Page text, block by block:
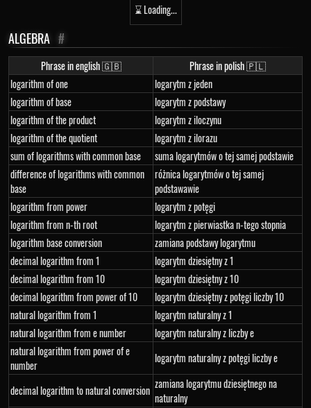
⌛ Loading...
ALGEBRA #
Phrase in english 🇬🇧
Phrase in polish 🇵🇱
logarithm of one
logarytm z jeden
logarithm of base
logarytm z podstawy
logarithm of the product
logarytm z iloczynu
logarithm of the quotient
logarytm z ilorazu
sum of logarithms with common base
suma logarytmów o tej samej podstawie
difference of logarithms with common
base
różnica logarytmów o tej samej
podstawawie
logarithm from power
logarytm z potęgi
logarithm from n-th root
logarytm z pierwiastka n-tego stopnia
logarithm base conversion
zamiana podstawy logarytmu
decimal logarithm from 1
logarytm dziesiętny z 1
decimal logarithm from 10
logarytm dziesiętny z 10
decimal logarithm from power of 10
logarytm dziesiętny z potęgi liczby 10
natural logarithm from 1
logarytm naturalny z 1
natural logarithm from e number
logarytm naturalny z liczby e
natural logarithm from power of e
number
logarytm naturalny z potęgi liczby e
decimal logarithm to natural conversion zamiana logarytmu dziesiętnego na
naturalny